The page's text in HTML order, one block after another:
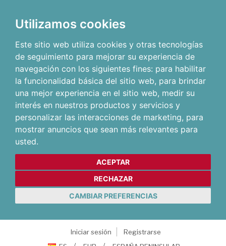
Utilizamos cookies
Este sitio web utiliza cookies y otras tecnologías
de seguimiento para mejorar su experiencia de
navegación con los siguientes fines: para habilitar
la funcionalidad básica del sitio web, para brindar
una mejor experiencia en el sitio web, medir su
interés en nuestros productos y servicios y
personalizar las interacciones de marketing, para
mostrar anuncios que sean más relevantes para
usted.
ACEPTAR
RECHAZAR
CAMBIAR PREFERENCIAS
Iniciar sesión
Registrarse